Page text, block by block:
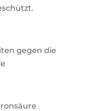
gegen die